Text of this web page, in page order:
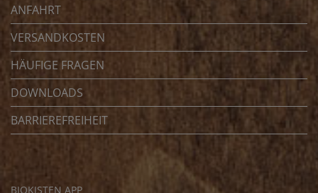
ANFAHRT
VERSANDKOSTEN
HÄUFIGE FRAGEN
DOWNLOADS
BARRIEREFREIHEIT
BIOKISTEN APP